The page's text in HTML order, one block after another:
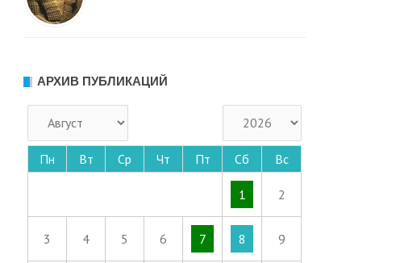
АРХИВ ПУБЛИКАЦИЙ
Пн Вт Ср Чт Пт Сб Вс
1 2
3 4 5 6 7 8 9